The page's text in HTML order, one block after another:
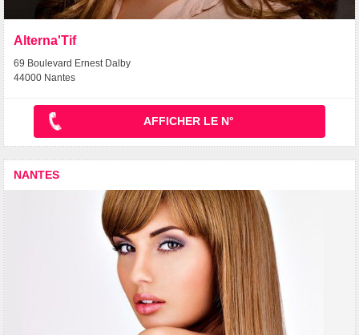
Alterna'Tif
69 Boulevard Ernest Dalby
44000 Nantes
AFFICHER LE N°
NANTES